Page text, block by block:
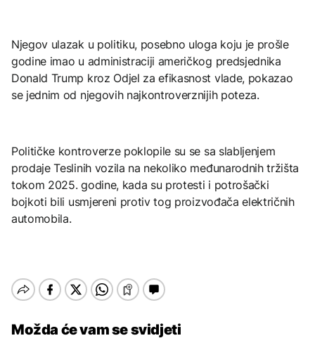
Njegov ulazak u politiku, posebno uloga koju je prošle
godine imao u administraciji američkog predsjednika
Donald Trump kroz Odjel za efikasnost vlade, pokazao
se jednim od njegovih najkontroverznijih poteza.
Političke kontroverze poklopile su se sa slabljenjem
prodaje Teslinih vozila na nekoliko međunarodnih tržišta
tokom 2025. godine, kada su protesti i potrošački
bojkoti bili usmjereni protiv tog proizvođača električnih
automobila.
Možda će vam se svidjeti